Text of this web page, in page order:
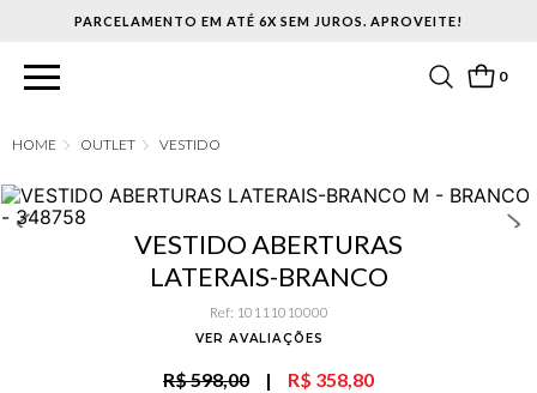
PARCELAMENTO EM ATÉ 6X SEM JUROS. APROVEITE!
0
OUTLET VESTIDO
VESTIDO ABERTURAS
LATERAIS-BRANCO
Ref: 10111010000
VER AVALIAÇÕES
R$ 598,00 | R$ 358,80